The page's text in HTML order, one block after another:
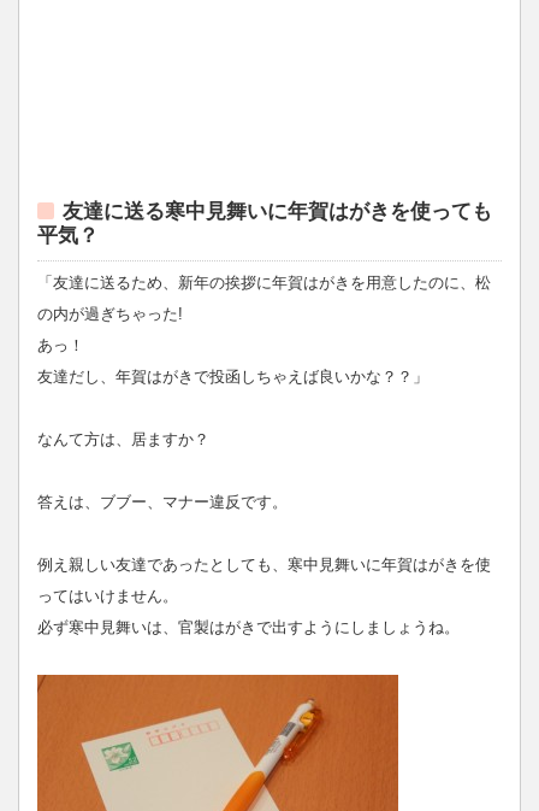
友達に送る寒中見舞いに年賀はがきを使っても
平気？
「友達に送るため、新年の挨拶に年賀はがきを用意したのに、松
の内が過ぎちゃった!
あっ！
友達だし、年賀はがきで投函しちゃえば良いかな？？」
なんて方は、居ますか？
答えは、ブブー、マナー違反です。
例え親しい友達であったとしても、寒中見舞いに年賀はがきを使
ってはいけません。
必ず寒中見舞いは、官製はがきで出すようにしましょうね。